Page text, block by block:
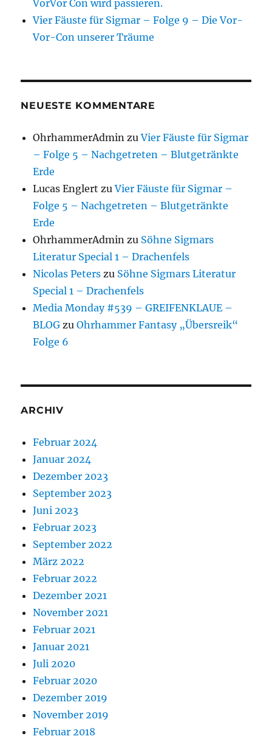
VorVor Con wird passieren.
Vier Fäuste für Sigmar – Folge 9 – Die Vor-
Vor-Con unserer Träume
NEUESTE KOMMENTARE
OhrhammerAdmin zuVier Fäuste für Sigmar
– Folge 5 – Nachgetreten – Blutgetränkte
Erde
Lucas Englert zuVier Fäuste für Sigmar –
Folge 5 – Nachgetreten – Blutgetränkte
Erde
OhrhammerAdmin zu Söhne Sigmars
Literatur Special 1 – Drachenfels
Nicolas Peters zu Söhne Sigmars Literatur
Special 1 – Drachenfels
Media Monday #539 – GREIFENKLAUE –
BLOG zuOhrhammer Fantasy „Übersreik“
Folge 6
ARCHIV
Februar 2024
Januar 2024
Dezember 2023
September 2023
Juni 2023
Februar 2023
September 2022
März 2022
Februar 2022
Dezember 2021
November 2021
Februar 2021
Januar 2021
Juli 2020
Februar 2020
Dezember 2019
November 2019
Februar 2018